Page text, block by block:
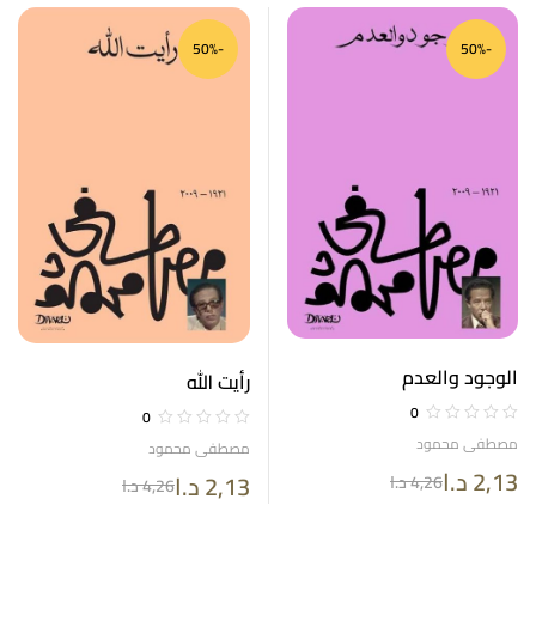
-50%
الوجود والعدم
0
مصطفى محمود
4,26د.ا 2,13د.ا
-50%
رأيت الله
0
مصطفى محمود
4,26د.ا 2,13د.ا